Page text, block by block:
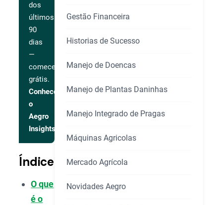
dos
últimos
90
dias
—
comece
grátis.
Conhecer
o
Aegro
Insights
Índice
O que
é o
Gestão Financeira
Historias de Sucesso
Manejo de Doencas
Manejo de Plantas Daninhas
Manejo Integrado de Pragas
Máquinas Agricolas
Mercado Agrícola
Novidades Aegro